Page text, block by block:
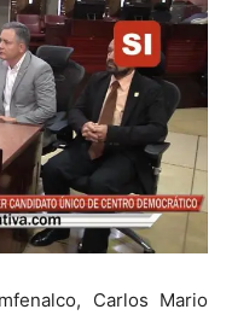
Carlos Mario